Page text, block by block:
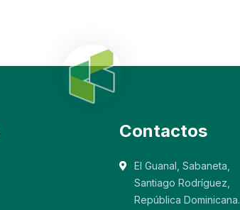
Contactos
El Guanal, Sabaneta,
Santiago Rodríguez,
República Dominicana.